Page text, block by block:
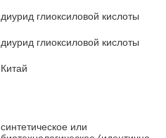
диурид глиоксиловой кислоты
диурид глиоксиловой кислоты
Китай
синтетическое или